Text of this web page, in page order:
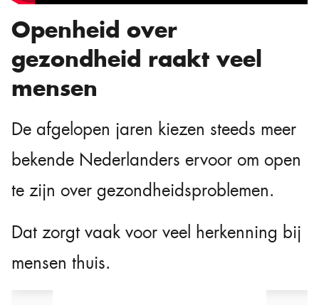
Openheid over
gezondheid raakt veel
mensen
De afgelopen jaren kiezen steeds meer
bekende Nederlanders ervoor om open
te zijn over gezondheidsproblemen.
Dat zorgt vaak voor veel herkenning bij
mensen thuis.